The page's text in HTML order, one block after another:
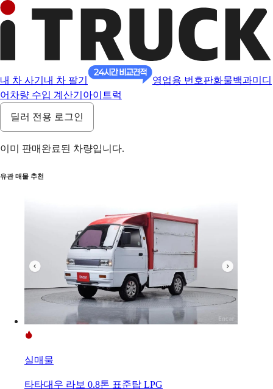
내 차 사기 내 차 팔기 영업용 번호판화물백과미디
어 차량 수입 계산기 아이트럭
딜러 전용 로그인
이미 판매완료된 차량입니다.
유관 매물 추천
실매물
타타대우 라보 0.8톤 표준탑 LPG